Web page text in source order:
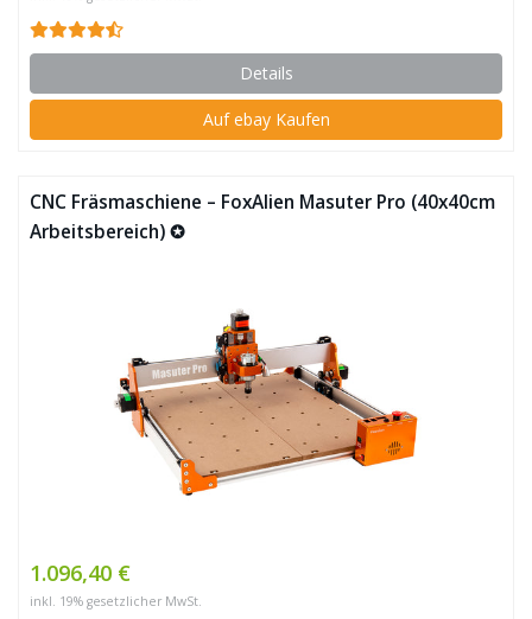
Details
Auf ebay Kaufen
CNC Fräsmaschiene – FoxAlien Masuter Pro (40x40cm
Arbeitsbereich) ✪
1.096,40 €
inkl. 19% gesetzlicher MwSt.